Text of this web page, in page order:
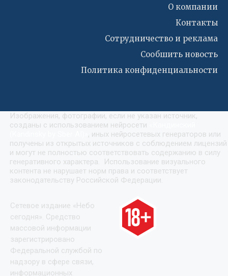
О компании
Контакты
Сотрудничество и реклама
Сообшить новость
Политика конфиденциальности
Изображения, фотографии, если не указан источник,
созданы с использованием нейросети
, иных нейросетевых генераторов или
получены из открытых источников с соблюдением лицензий
и могут не полностью соответствовать содержанию в силу
генеративного характера. Использование визуального
контента не нарушает норм права и соответствует
законодательству Российской Федерации.
Сетевое издание «Небо
сегодня». Средство
массовой информации
зарегистрировано
Федеральной службой по
надзору в сфере связи,
информационных